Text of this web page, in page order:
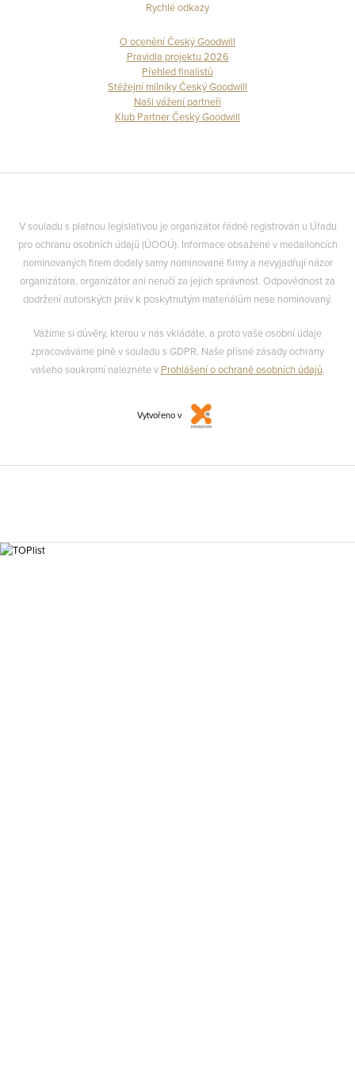
Rychlé odkazy
O ocenění Český Goodwill
Pravidla projektu 2026
Přehled finalistů
Stěžejní milníky Český Goodwill
Naši vážení partneři
Klub Partner Český Goodwill
V souladu s platnou legislativou je organizátor řádně registrován u Úřadu
pro ochranu osobních údajů (ÚOOÚ). Informace obsažené v medailoncích
nominovaných firem dodaly samy nominované firmy a nevyjadřují názor
organizátora, organizátor ani neručí za jejich správnost. Odpovědnost za
dodržení autorských práv k poskytnutým materiálům nese nominovaný.
Vážíme si důvěry, kterou v nás vkládáte, a proto vaše osobní údaje
zpracováváme plně v souladu s GDPR. Naše přísné zásady ochrany
vašeho soukromí naleznete v Prohlášení o ochraně osobních údajů.
Vytvořeno v